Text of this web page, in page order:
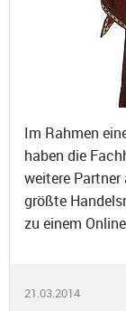
Im Rahmen
haben die
weitere Partner
größte
zu einem
21.03.2014